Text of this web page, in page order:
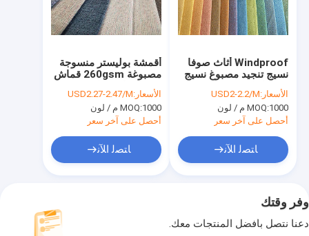
أقمشة بوليستر منسوجة
مصبوغة 260gsm قماش
تنجيد رمادي عادي
الأسعار:USD2.27-2.47/M
MOQ:1000 م / لون
أحصل على آخر سعر
ﺎﺘﺼﻟ ﺍﻶﻧ
Windproof أثاث صوفا
نسيج تنجيد مصبوغ نسيج
تنجيد كتان
الأسعار:USD2-2.2/M
MOQ:1000 م / لون
أحصل على آخر سعر
ﺎﺘﺼﻟ ﺍﻶﻧ
وفر وقتك
دعنا نتصل بأفضل المنتجات معك.